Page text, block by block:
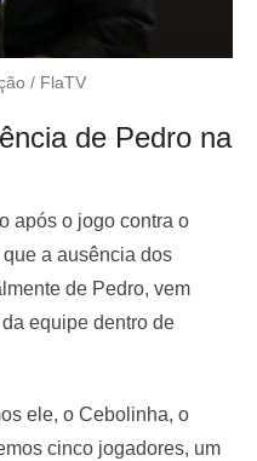
/ FlaTV
de Pedro na
após o jogo contra o
a ausência dos
de Pedro, vem
equipe dentro de
ele, o Cebolinha, o
cinco jogadores, um